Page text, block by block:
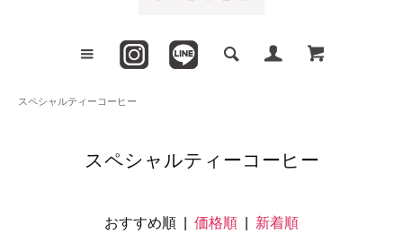
スペシャルティーコーヒー
スペシャルティーコーヒー
おすすめ順 | 価格順 新着順